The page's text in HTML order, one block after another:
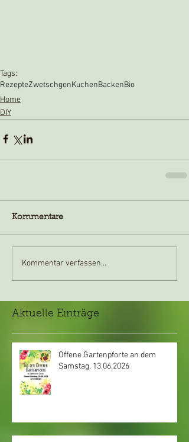
Tags:
RezepteZwetschgenKuchenBackenBio
Home
DIY
Kommentare
Kommentar verfassen...
Aktuelle Einträge
Offene Gartenpforte an dem
Samstag, 13.06.2026